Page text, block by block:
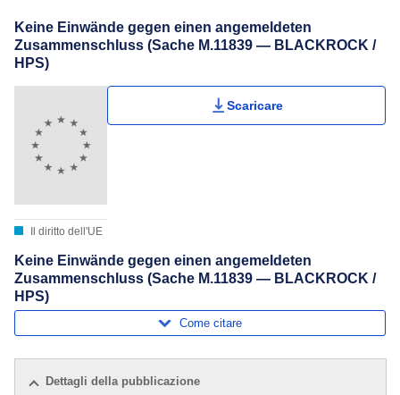
Keine Einwände gegen einen angemeldeten
Zusammenschluss (Sache M.11839 — BLACKROCK /
HPS)
Il diritto dell'UE
Scaricare
Keine Einwände gegen einen angemeldeten
Zusammenschluss (Sache M.11839 — BLACKROCK /
HPS)
Come citare
Dettagli della pubblicazione